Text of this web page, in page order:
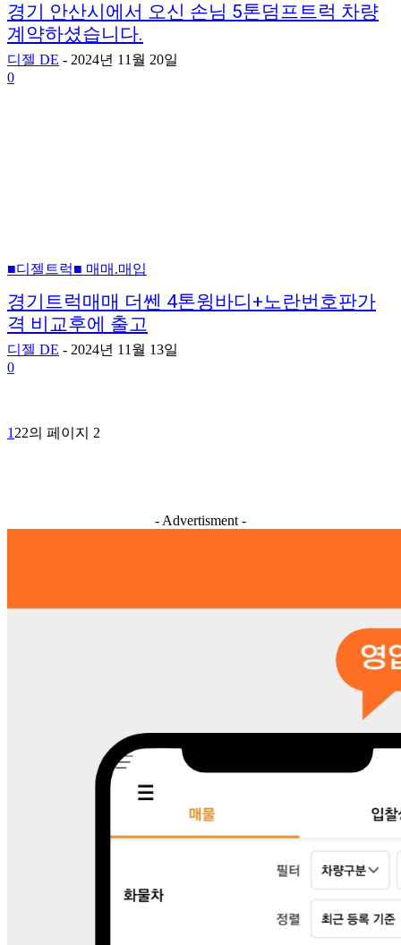
경기 안산시에서 오신 손님 5톤덤프트럭 차량
계약하셨습니다.
디젤 DE - 2024년 11월 20일
0
■디젤트럭■ 매매.매입
경기트럭매매 더쎈 4톤윙바디+노란번호판가
격 비교후에 출고
디젤 DE - 2024년 11월 13일
0
1 22의 페이지 2
- Advertisment -